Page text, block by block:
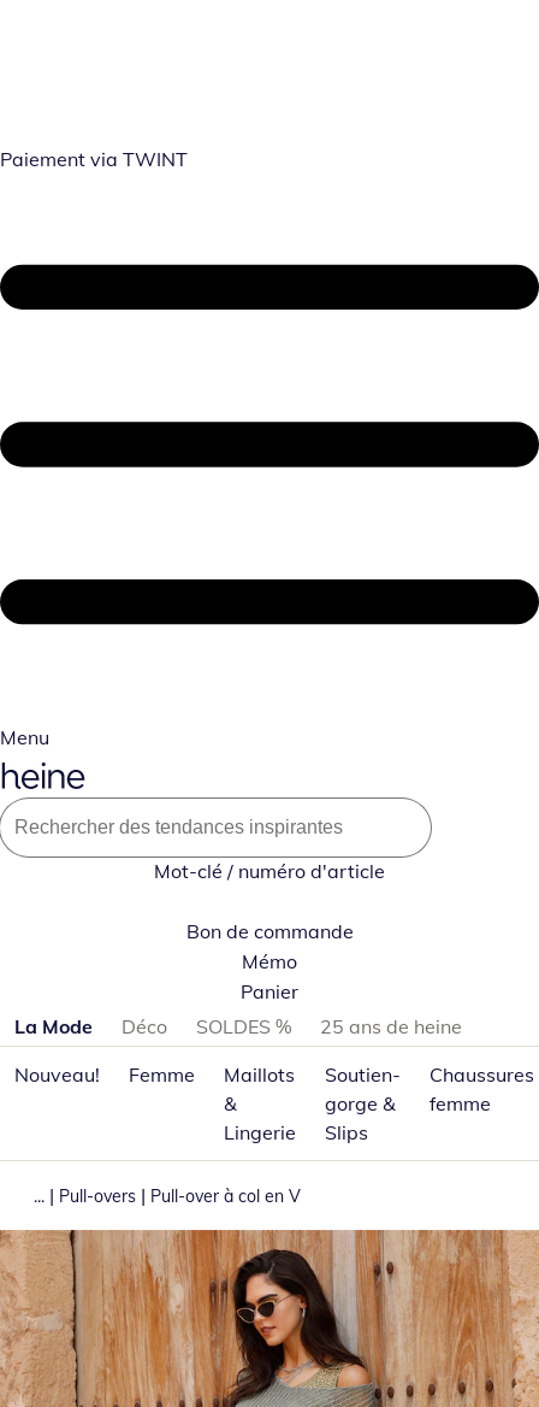
Paiement via TWINT
Menu
Mot-clé / numéro d'article
Bon de commande
Mémo
Panier
Passer les catégories de produits
La Mode Déco SOLDES %
25 ans de heine
Nouveau!
Femme
Maillots
&
Lingerie
Soutien-
gorge &
Slips
Chaussures
femme
... | Pull-overs | Pull-over à col en V